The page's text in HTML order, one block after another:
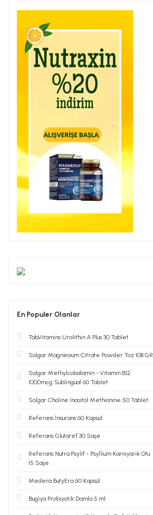
En Populer Olanlar
TabVitamins Urolithin A Plus 30 Tablet
Solgar Magnesium Citrate Powder Toz 108 GR
Solgar Methylcobalamin - Vitamin B12
1000mcg Sublingual 60 Tablet
Solgar Choline Inositol Methionine 50 Tablet
Referans İnsurans 60 Kapsül
Referans Glutaref 30 Saşe
Referans Nutra Psylif - Psyllium Karnıyarık Otu
15 Saşe
Medera ButyEra 60 Kapsül
Bugiya Probiyotik Damla 5 ml